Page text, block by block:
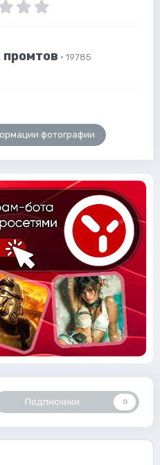
· 19785
фотографии
Подписчики 0